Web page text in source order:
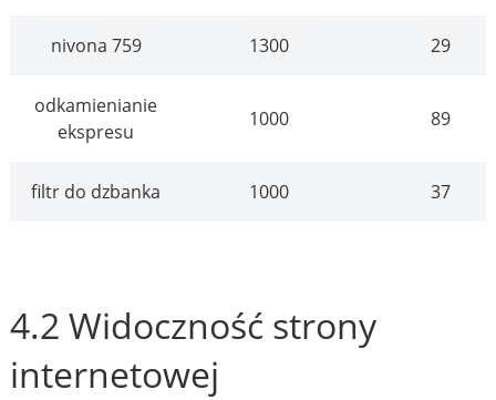
nivona 759 1300 29
odkamienianie
ekspresu
1000 89
filtr do dzbanka 1000 37
4.2 Widoczność strony
internetowej